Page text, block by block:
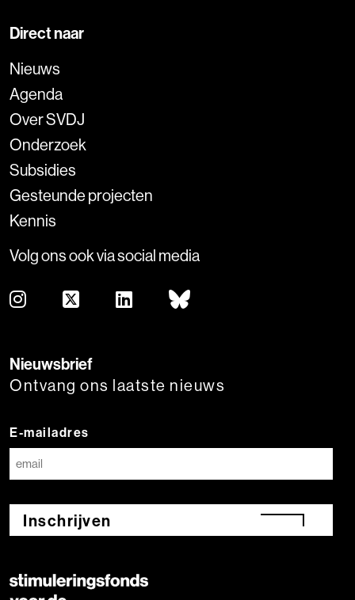
Direct naar
Nieuws
Agenda
Over SVDJ
Onderzoek
Subsidies
Gesteunde projecten
Kennis
Volg ons ook via social media
Nieuwsbrief
Ontvang ons laatste nieuws
E-mailadres
Inschrijven